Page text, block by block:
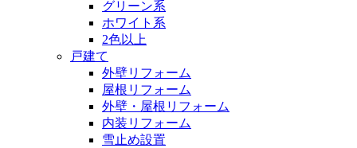
グリーン系
ホワイト系
2色以上
戸建て
外壁リフォーム
屋根リフォーム
外壁・屋根リフォーム
内装リフォーム
雪止め設置